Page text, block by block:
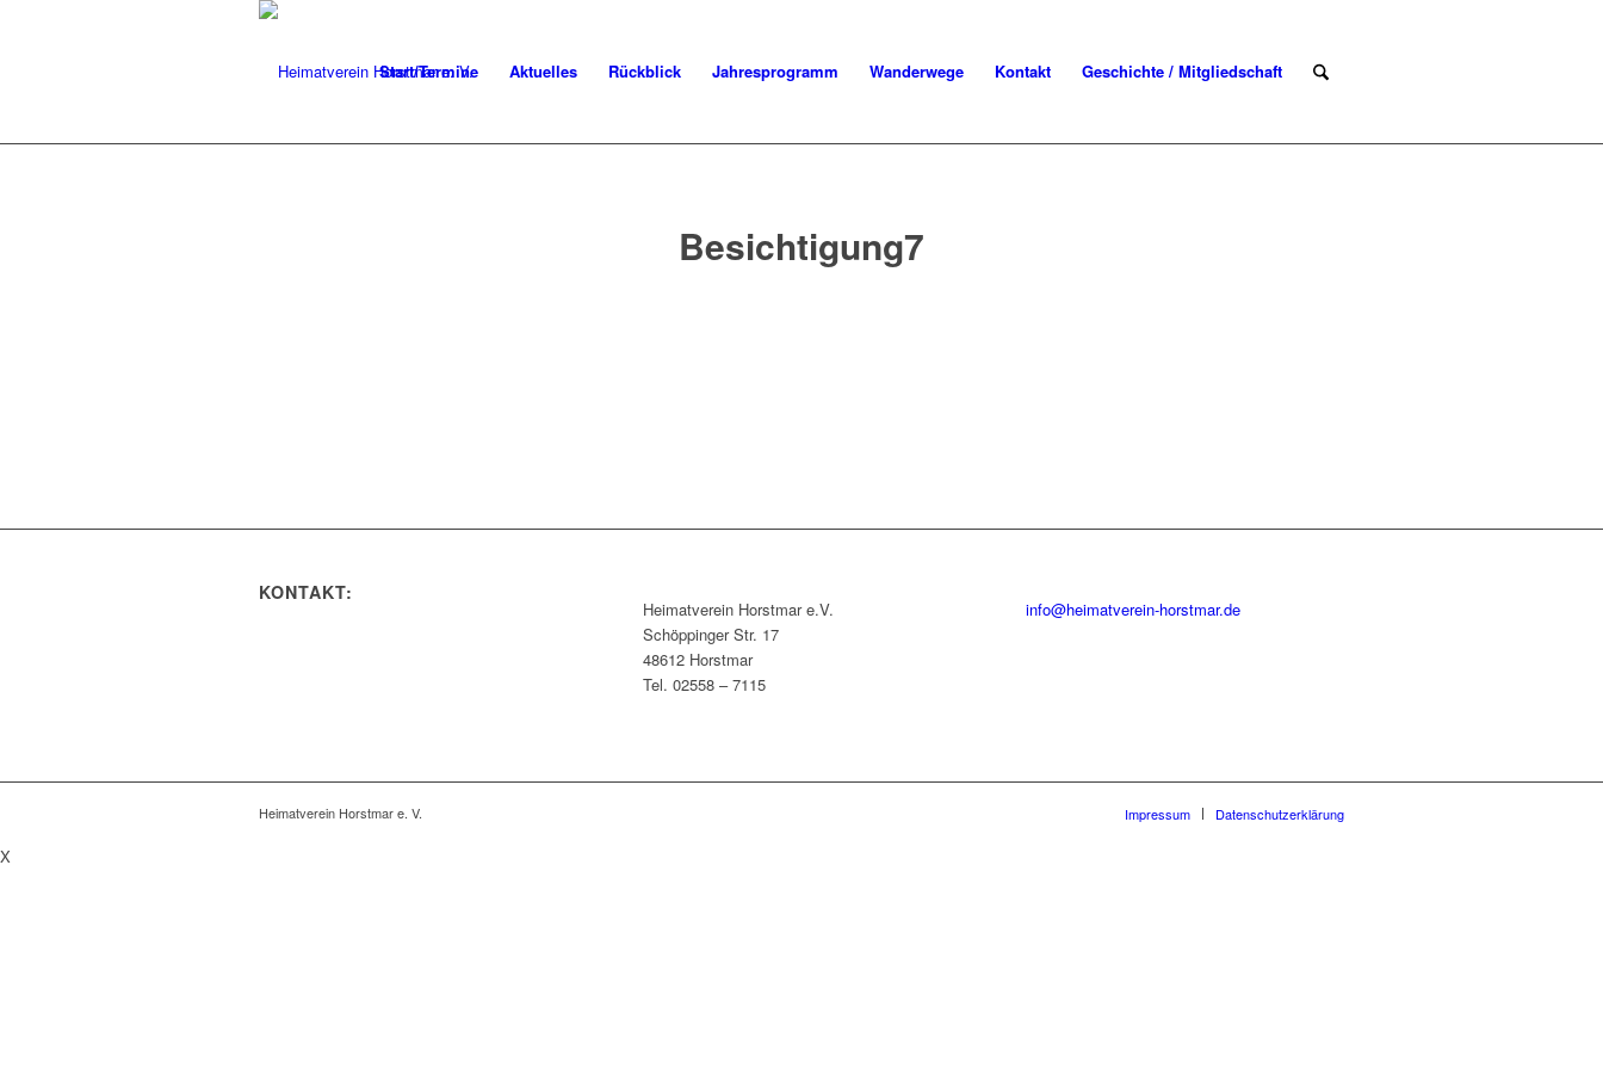
Start/Termine Aktuelles Rückblick Jahresprogramm Wanderwege Kontakt Geschichte / Mitgliedschaft
Besichtigung7
KONTAKT:
Heimatverein Horstmar e.V.
Schöppinger Str. 17
48612 Horstmar
Tel. 02558 – 7115
info@heimatverein-horstmar.de
Heimatverein Horstmar e. V. Impressum Datenschutzerklärung
X